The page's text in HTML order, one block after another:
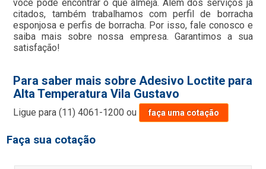
você pode encontrar o que almeja. Além dos serviços já
citados, também trabalhamos com perfil de borracha
esponjosa e perfis de borracha. Por isso, fale conosco e
saiba mais sobre nossa empresa. Garantimos a sua
satisfação!
Para saber mais sobre Adesivo Loctite para
Alta Temperatura Vila Gustavo
Ligue para(11) 4061-1200 ou faça uma cotação
Faça sua cotação